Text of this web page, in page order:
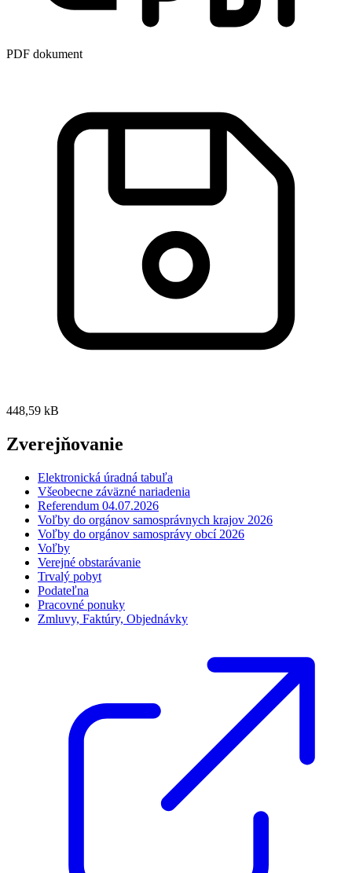
PDF dokument
448,59 kB
Zverejňovanie
Elektronická úradná tabuľa
Všeobecne záväzné nariadenia
Referendum 04.07.2026
Voľby do orgánov samosprávnych krajov 2026
Voľby do orgánov samosprávy obcí 2026
Voľby
Verejné obstarávanie
Trvalý pobyt
Podateľna
Pracovné ponuky
Zmluvy, Faktúry, Objednávky